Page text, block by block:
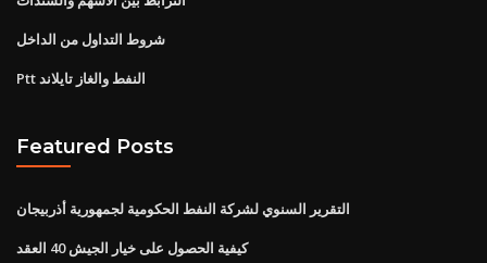
شروط التداول من الداخل
Ptt النفط والغاز تايلاند
Featured Posts
التقرير السنوي لشركة النفط الحكومية لجمهورية أذربيجان
كيفية الحصول على خيار الجيش 40 العقد